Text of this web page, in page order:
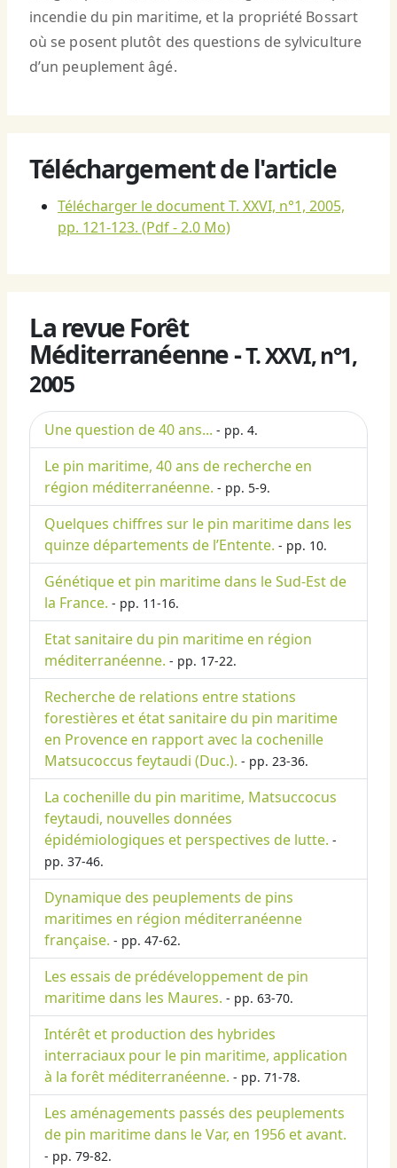
incendie du pin maritime, et la propriété Bossart
où se posent plutôt des questions de sylviculture
d’un peuplement âgé.
Téléchargement de l'article
Télécharger le document T. XXVI, n°1, 2005,
pp. 121-123. (Pdf - 2.0 Mo)
La revue Forêt
Méditerranéenne -T. XXVI, n°1,
2005
Une question de 40 ans... - pp. 4.
Le pin maritime, 40 ans de recherche en
région méditerranéenne. - pp. 5-9.
Quelques chiffres sur le pin maritime dans les
quinze départements de l’Entente. - pp. 10.
Génétique et pin maritime dans le Sud-Est de
la France. - pp. 11-16.
Etat sanitaire du pin maritime en région
méditerranéenne. - pp. 17-22.
Recherche de relations entre stations
forestières et état sanitaire du pin maritime
en Provence en rapport avec la cochenille
Matsucoccus feytaudi (Duc.). - pp. 23-36.
La cochenille du pin maritime, Matsuccocus
feytaudi, nouvelles données
épidémiologiques et perspectives de lutte. -
pp. 37-46.
Dynamique des peuplements de pins
maritimes en région méditerranéenne
française. - pp. 47-62.
Les essais de prédéveloppement de pin
maritime dans les Maures. - pp. 63-70.
Intérêt et production des hybrides
interraciaux pour le pin maritime, application
à la forêt méditerranéenne. - pp. 71-78.
Les aménagements passés des peuplements
de pin maritime dans le Var, en 1956 et avant.
- pp. 79-82.